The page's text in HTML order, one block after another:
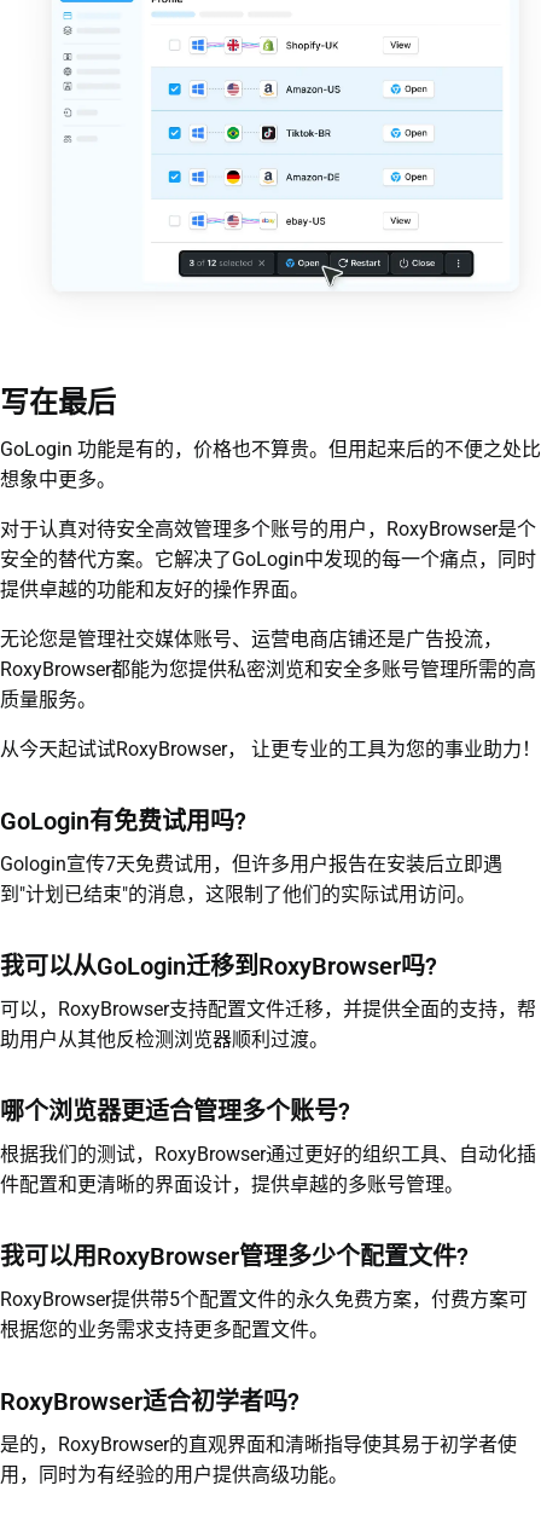
写在最后
GoLogin 功能是有的，价格也不算贵。但用起来后的不便之处比
想象中更多。
对于认真对待安全高效管理多个账号的用户，RoxyBrowser是个
安全的替代方案。它解决了GoLogin中发现的每一个痛点，同时
提供卓越的功能和友好的操作界面。
无论您是管理社交媒体账号、运营电商店铺还是广告投流，
RoxyBrowser都能为您提供私密浏览和安全多账号管理所需的高
质量服务。
从今天起试试RoxyBrowser， 让更专业的工具为您的事业助力！
GoLogin有免费试用吗?
Gologin宣传7天免费试用，但许多用户报告在安装后立即遇
到"计划已结束"的消息，这限制了他们的实际试用访问。
我可以从GoLogin迁移到RoxyBrowser吗?
可以，RoxyBrowser支持配置文件迁移，并提供全面的支持，帮
助用户从其他反检测浏览器顺利过渡。
哪个浏览器更适合管理多个账号?
根据我们的测试，RoxyBrowser通过更好的组织工具、自动化插
件配置和更清晰的界面设计，提供卓越的多账号管理。
我可以用RoxyBrowser管理多少个配置文件?
RoxyBrowser提供带5个配置文件的永久免费方案，付费方案可
根据您的业务需求支持更多配置文件。
RoxyBrowser适合初学者吗?
是的，RoxyBrowser的直观界面和清晰指导使其易于初学者使
用，同时为有经验的用户提供高级功能。